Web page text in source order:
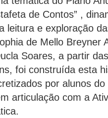
de Contos” ,
leitura e exploração
de Mello Breyner
Soares, a partir
foi construída esta
por alunos do
articulação com a